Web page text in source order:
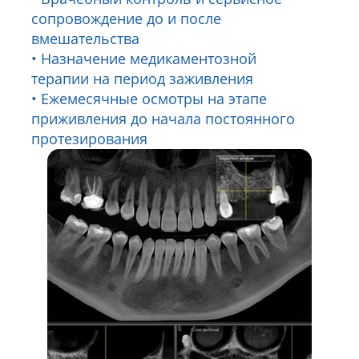
сопровождение до и после
вмешательства
Назначение медикаментозной
терапии на период заживления
Ежемесячные осмотры на этапе
приживления до начала постоянного
протезирования